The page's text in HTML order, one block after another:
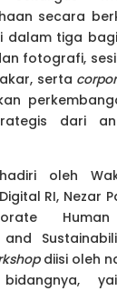
secara
dalam tiga
fotografi,
serta
dari
oleh
RI, Nezar
and
diisi oleh